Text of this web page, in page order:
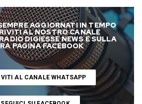
AGGIORNATI IN TEMPO
AL NOSTRO CANALE
DIGIESSE NEWS E SULLA
PAGINA FACEBOOK
AL CANALE WHATSAPP